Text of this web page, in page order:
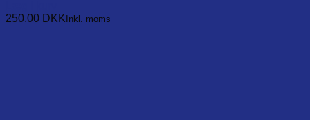
250,00 DKK Inkl. moms